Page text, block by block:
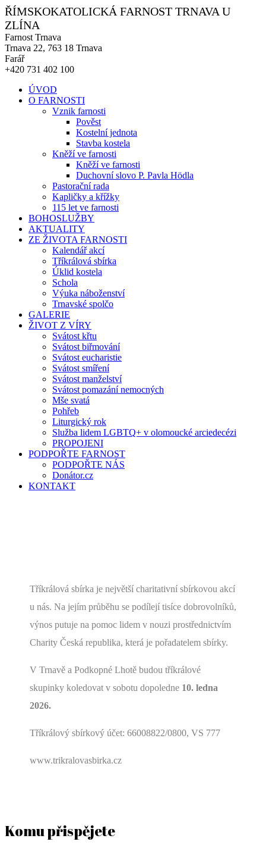
ŘÍMSKOKATOLICKÁ FARNOST TRNAVA U
ZLÍNA
Farnost Trnava
Trnava 22, 763 18 Trnava
Farář
+420 731 402 100
ÚVOD
O FARNOSTI
Vznik farnosti
Pověst
Kostelní jednota
Stavba kostela
Kněží ve farnosti
Kněží ve farnosti
Duchovní slovo P. Pavla Hödla
Pastorační rada
Kapličky a křížky
115 let ve farnosti
BOHOSLUŽBY
AKTUALITY
ZE ŽIVOTA FARNOSTI
Kalendář akcí
Tříkrálová sbírka
Úklid kostela
Schola
Výuka náboženství
Trnavské spolčo
GALERIE
ŽIVOT Z VÍRY
Svátost křtu
Svátost biřmování
Svátost eucharistie
Svátost smíření
Svátost manželství
Svátost pomazání nemocných
Mše svatá
Pohřeb
Liturgický rok
Služba lidem LGBTQ+ v olomoucké arciedecézi
PROPOJENI
PODPOŘTE FARNOST
PODPOŘTE NÁS
Donátor.cz
KONTAKT
Tříkrálová sbírka je největší charitativní sbírkovou akcí
u nás. Na jejím průběhu se podílejí tisíce dobrovolníků,
výnos putuje na pomoc lidem v nouzi prostřednictvím
Charity Česká republika, která je pořadatelem sbírky.
V Trnavě a Podkopné Lhotě budou tříkrálové
skupinky koledovat v sobotu dopoledne 10. ledna
2026.
Tříkrálový sbírkový účet: 66008822/0800, VS 777
www.trikralovasbirka.cz
Komu přispějete